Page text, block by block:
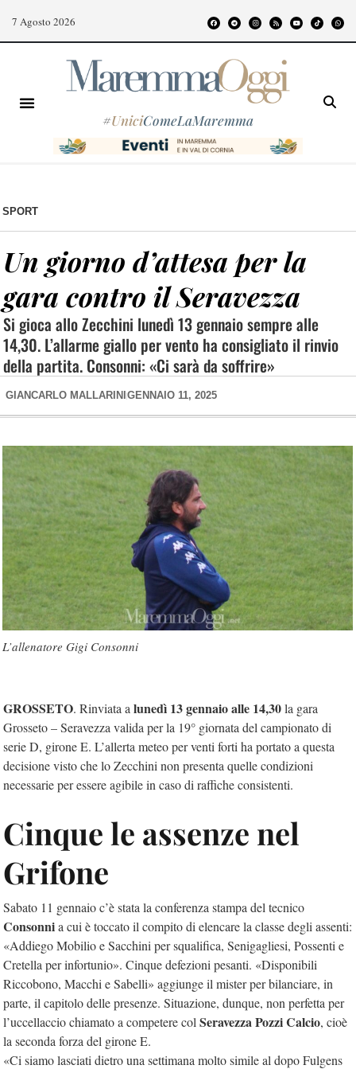
7 Agosto 2026
#UniciComeLaMaremma
SPORT
Un giorno d’attesa per la
gara contro il Seravezza
Si gioca allo Zecchini lunedì 13 gennaio sempre alle
14,30. L’allarme giallo per vento ha consigliato il rinvio
della partita. Consonni: «Ci sarà da soffrire»
GIANCARLO MALLARINI GENNAIO 11, 2025
L’allenatore Gigi Consonni
GROSSETO. Rinviata a lunedì 13 gennaio alle 14,30la gara
Grosseto – Seravezza valida per la 19° giornata del campionato di
serie D, girone E. L’allerta meteo per venti forti ha portato a questa
decisione visto che lo Zecchini non presenta quelle condizioni
necessarie per essere agibile in caso di raffiche consistenti.
Cinque le assenze nel
Grifone
Sabato 11 gennaio c’è stata la conferenza stampa del tecnico
Consonnia cui è toccato il compito di elencare la classe degli assenti:
«Addiego Mobilio e Sacchini per squalifica, Senigagliesi, Possenti e
Cretella per infortunio». Cinque defezioni pesanti. «Disponibili
Riccobono, Macchi e Sabelli» aggiunge il mister per bilanciare, in
parte, il capitolo delle presenze. Situazione, dunque, non perfetta per
l’uccellaccio chiamato a competere col Seravezza PozziCalcio, cioè
la seconda forza del girone E.
«Ci siamo lasciati dietro una settimana molto simile al dopo Fulgens